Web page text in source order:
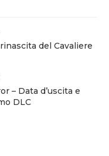
del Cavaliere
– Data d’uscita e
DLC